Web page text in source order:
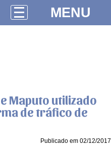
MENU
Maputo utilizado
de tráfico de
Publicado em 02/12/2017